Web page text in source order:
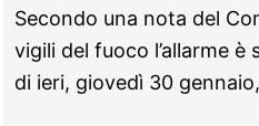
Secondo una nota del
vigili del fuoco l’allarme
di ieri, giovedì 30